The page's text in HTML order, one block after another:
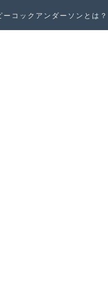
ーコックアンダーソンとは？